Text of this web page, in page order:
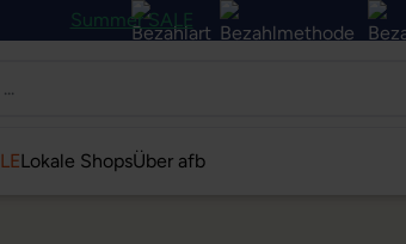
Summer SALE
Lokale ShopsÜber afb